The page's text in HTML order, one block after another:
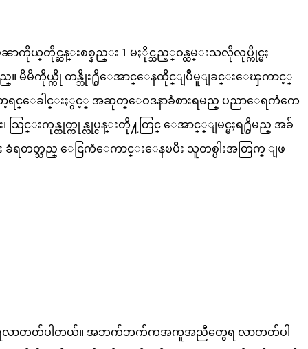
ကိုယ္​တိုင္ဆန္းစစ္နည္း 1 မႏိုင္သည့္ဝန္ထမ္းသလိုလုပ္ကိုင္မႈ
ည္။ မိမိကိုယ္ကို တန္ဘိုး႐ွိေအာင္ေနထိုင္ျပဳမူျခင္းေၾကာင့္
ာ့ရင္ေခါင္းႏွင့္ အဆုတ္ေဝဒနာခံစားရမည္ ပညာေရကံကေ
ြင္းကုန္ထုတ္ကုန္လုပ္ငန္းတို႔တြင္ ေအာင္္ျမင္မႈရ႐ွိမည္ အခ်
ခံရတတ္သည္ ေငြကံေကာင္းေနၿပိီး သူတစ္ပါးအတြက္ ျဖ
ခွင့်တွေရလာတတ်ပါတယ်။ အဘက်ဘက်ကအကူအညီတွေရ လာတတ်ပါ